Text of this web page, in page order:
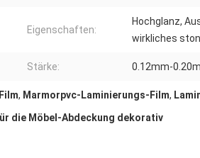
Eigenschaften:
Hochglanz,
wirkliches ston
Stärke: 0.12mm-
, Marmorpvc-Laminierungs-Film,
die Möbel-Abdeckung dekorativ